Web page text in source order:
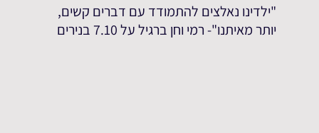
"ילדינו נאלצים להתמודד עם דברים קשים,
יותר מאיתנו"- רמי וחן ברגיל על 7.10 בנירים